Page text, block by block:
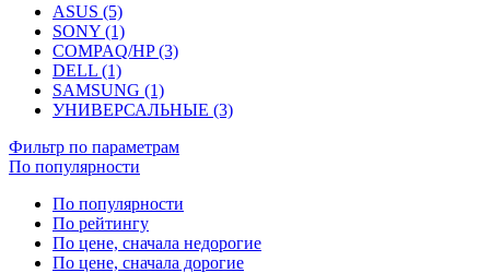
ASUS (5)
SONY (1)
COMPAQ/HP (3)
DELL (1)
SAMSUNG (1)
УНИВЕРСАЛЬНЫЕ (3)
Фильтр по параметрам
По популярности
По популярности
По рейтингу
По цене, сначала недорогие
По цене, сначала дорогие